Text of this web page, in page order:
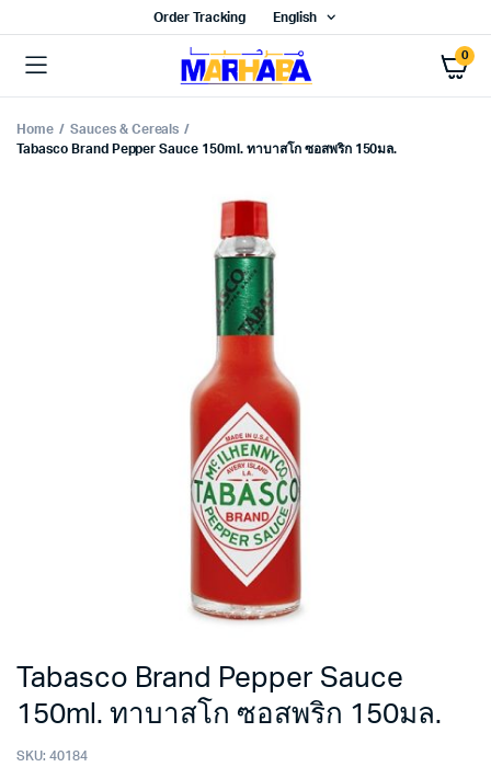
Order Tracking English
0
Home
Sauces & Cereals
Tabasco Brand Pepper Sauce 150ml. ทาบาสโก ซอสพริก 150มล.
Tabasco Brand Pepper Sauce
150ml. ทาบาสโก ซอสพริก 150มล.
SKU: 40184